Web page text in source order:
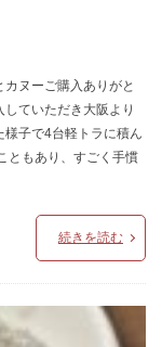
ヌーご購入ありがと
ていただき大阪より
子で4台軽トラに積ん
ともあり、すごく手慣
続きを読む